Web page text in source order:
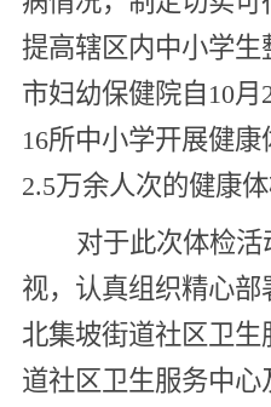
提高辖区内中小学
市妇幼保健院自10
16所中小学开展健
2.5万余人次的健康体
对于此次体检
视，认真组织精心
北集坡街道社区卫
道社区卫生服务中